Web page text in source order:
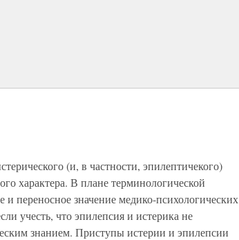
(и, в частности, эпилептичекого)
характера. В плане терминологической
и переносное значение медико-психологических
учесть, что эпилепсия и истерика не
знанием. Приступы истерии и эпилепсии